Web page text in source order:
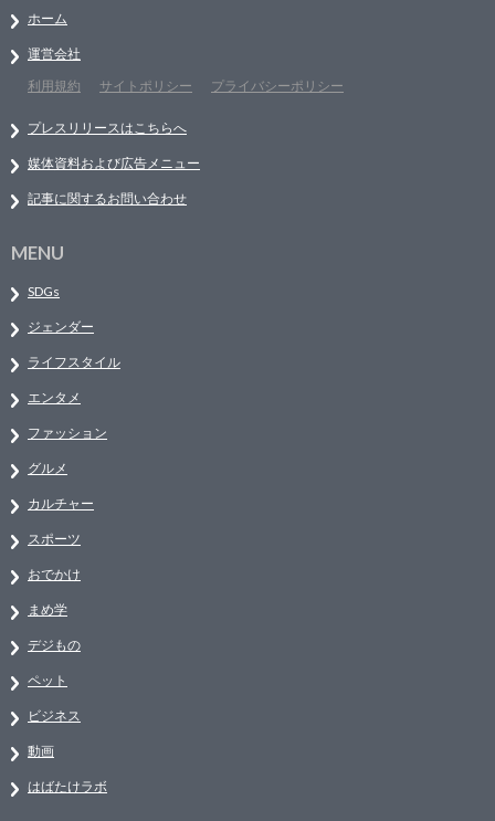
ホーム
運営会社
利用規約
サイトポリシー プライバシーポリシー
プレスリリースはこちらへ
媒体資料および広告メニュー
記事に関するお問い合わせ
MENU
SDGs
ジェンダー
ライフスタイル
エンタメ
ファッション
グルメ
カルチャー
スポーツ
おでかけ
まめ学
デジもの
ペット
ビジネス
動画
はばたけラボ